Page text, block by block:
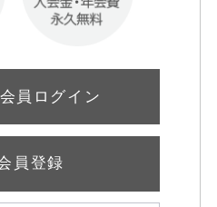
員ログイン
員登録